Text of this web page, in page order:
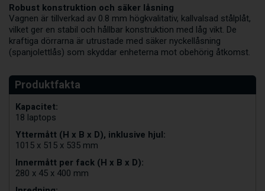
Robust konstruktion och säker låsning
Vagnen är tillverkad av 0.8 mm högkvalitativ, kallvalsad stålplåt,
vilket ger en stabil och hållbar konstruktion med låg vikt. De
kraftiga dörrarna är utrustade med säker nyckellåsning
(spanjolettlås) som skyddar enheterna mot obehörig åtkomst.
Kapacitet:
18 laptops
Yttermått (H x B x D), inklusive hjul:
1015 x 515 x 535 mm
Innermått per fack (H x B x D):
280 x 45 x 400 mm